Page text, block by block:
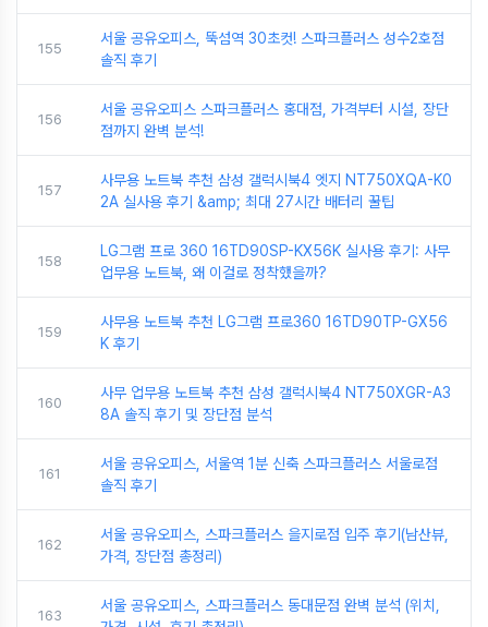
155
서울 공유오피스, 뚝섬역 30초컷! 스파크플러스 성수2호점
솔직 후기
156
서울 공유오피스 스파크플러스 홍대점, 가격부터 시설, 장단
점까지 완벽 분석!
157
사무용 노트북 추천 삼성 갤럭시북4 엣지 NT750XQA-K0
2A 실사용 후기 &amp; 최대 27시간 배터리 꿀팁
158
LG그램 프로 360 16TD90SP-KX56K 실사용 후기: 사무
업무용 노트북, 왜 이걸로 정착했을까?
159
사무용 노트북 추천 LG그램 프로360 16TD90TP-GX56
K 후기
160
사무 업무용 노트북 추천 삼성 갤럭시북4 NT750XGR-A3
8A 솔직 후기 및 장단점 분석
161
서울 공유오피스, 서울역 1분 신축 스파크플러스 서울로점
솔직 후기
162
서울 공유오피스, 스파크플러스 을지로점 입주 후기(남산뷰,
가격, 장단점 총정리)
163
서울 공유오피스, 스파크플러스 동대문점 완벽 분석 (위치,